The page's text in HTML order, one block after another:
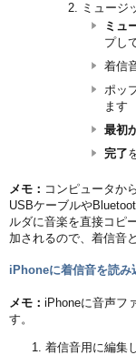
ミュージ
ミュ
プし
着信
ポッ
ます
最初
完了
メモ： コンピュータか
USBケーブルや
ルダに音楽を直接コピ
加されるので、着信音
iPhoneに着信音を読み
メモ： iPhoneに音声フ
す。
着信音用に編集